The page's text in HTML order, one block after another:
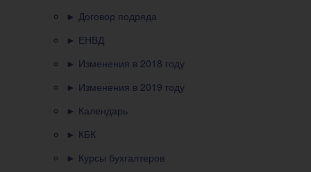
► Договор подряда
► ЕНВД
► Изменения в 2018 году
► Изменения в 2019 году
► Календарь
► КБК
► Курсы бухгалтеров